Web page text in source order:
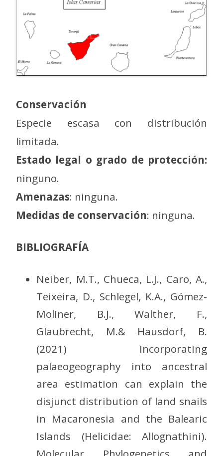
Conservación
Especie escasa con distribución
limitada.
Estado legal o grado de protección:
ninguno.
Amenazas: ninguna.
Medidas de conservación: ninguna.
BIBLIOGRAFÍA
Neiber, M.T., Chueca, L.J., Caro, A.,
Teixeira, D., Schlegel, K.A., Gómez-
Moliner, B.J., Walther, F.,
Glaubrecht, M.& Hausdorf, B.
(2021) Incorporating
palaeogeography into ancestral
area estimation can explain the
disjunct distribution of land snails
in Macaronesia and the Balearic
Islands (Helicidae: Allognathini).